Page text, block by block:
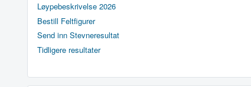
Løypebeskrivelse 2026
Bestill Feltfigurer
Send inn Stevneresultat
Tidligere resultater